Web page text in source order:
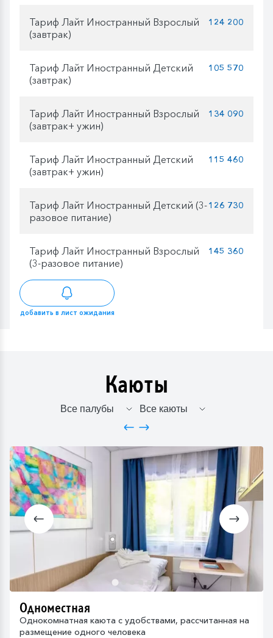
Тариф Лайт Иностранный Взрослый
(завтрак)
124 200
Тариф Лайт Иностранный Детский
(завтрак)
105 570
Тариф Лайт Иностранный Взрослый
(завтрак+ ужин)
134 090
Тариф Лайт Иностранный Детский
(завтрак+ ужин)
115 460
Тариф Лайт Иностранный Детский (3-
разовое питание)
126 730
Тариф Лайт Иностранный Взрослый
(3-разовое питание)
145 360
добавить в лист ожидания
Каюты
Одноместная
Однокомнатная каюта с удобствами, рассчитанная на
размещение одного человека